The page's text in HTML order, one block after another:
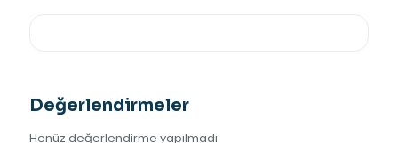
Değerlendirmeler
Henüz değerlendirme yapılmadı.